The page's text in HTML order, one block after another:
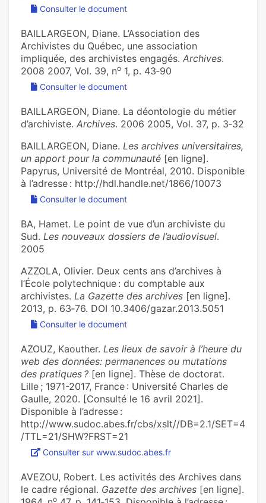
Consulter le document
BAILLARGEON, Diane. L’Association des
Archivistes du Québec, une association
impliquée, des archivistes engagés. Archives.
2008 2007, Vol. 39, no 1, p. 43‑90
Consulter le document
BAILLARGEON, Diane. La déontologie du métier
d’archiviste. Archives. 2006 2005, Vol. 37, p. 3‑32
BAILLARGEON, Diane. Les archives universitaires,
un apport pour la communauté [en ligne].
Papyrus, Université de Montréal, 2010. Disponible
à l’adresse : http://hdl.handle.net/1866/10073
Consulter le document
BA, Hamet. Le point de vue d’un archiviste du
Sud. Les nouveaux dossiers de l’audiovisuel.
2005
AZZOLA, Olivier. Deux cents ans d’archives à
l’École polytechnique : du comptable aux
archivistes. La Gazette des archives [en ligne].
2013, p. 63‑76. DOI 10.3406/gazar.2013.5051
Consulter le document
AZOUZ, Kaouther. Les lieux de savoir à l’heure du
web des données: permanences ou mutations
des pratiques ? [en ligne]. Thèse de doctorat.
Lille ; 1971-2017, France : Université Charles de
Gaulle, 2020. [Consulté le 16 avril 2021].
Disponible à l’adresse :
http://www.sudoc.abes.fr/cbs/xslt//DB=2.1/SET=4
/TTL=21/SHW?FRST=21
Consulter sur www.sudoc.abes.fr
AVEZOU, Robert. Les activités des Archives dans
le cadre régional. Gazette des archives [en ligne].
o